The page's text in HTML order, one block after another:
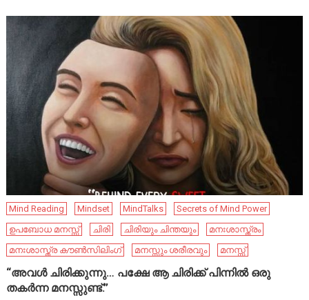
Mind Reading Mindset MindTalks
Secrets of Mind Power
ഉപബോധ മനസ്സ്
ചിരി ചിരിയും ചിന്തയും
മനഃശാസ്ത്രം
മനഃശാസ്ത്ര കൗൺസിലിംഗ്
മനസ്സും ശരീരവും മനസ്സ്
“അവൾ ചിരിക്കുന്നു… പക്ഷേ ആ ചിരിക്ക് പിന്നിൽ ഒരു
തകർന്ന മനസ്സുണ്ട്.”